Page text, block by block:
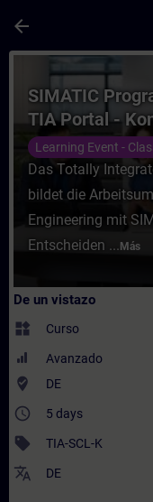
arrow_back
Curso -
SIMATIC
TIA Portal -
(Präsenz-
Learning Event -
Das Totally
bildet die
Engineering mit
Entscheiden ... Más
De un vistazo
widgets Curso
Avanzado
where_to_vote DE
access_time 5 days
sell TIA-SCL-K
translate DE